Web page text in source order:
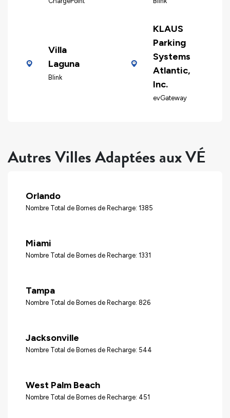
Villa
Laguna
Blink
KLAUS
Parking
Systems
Atlantic,
Inc.
evGateway
Autres Villes Adaptées aux VÉ
Orlando
Nombre Total de Bornes de Recharge: 1385
Miami
Nombre Total de Bornes de Recharge: 1331
Tampa
Nombre Total de Bornes de Recharge: 826
Jacksonville
Nombre Total de Bornes de Recharge: 544
West Palm Beach
Nombre Total de Bornes de Recharge: 451